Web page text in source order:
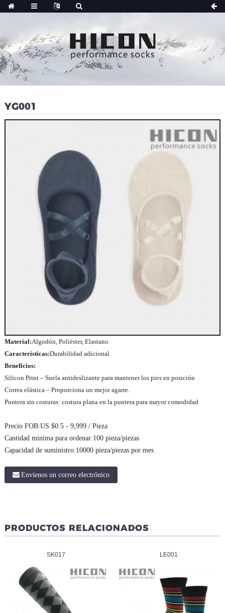
YG001
Material:Algodón, Poliéster, Elastano
Características:Durabilidad adicional
Beneficios:
Silicon Print – Suela antideslizante para mantener los pies en posición
Correa elástica – Proporciona un mejor agarre.
Puntera sin costuras: costura plana en la puntera para mayor comodidad
Precio FOB:US $0.5 - 9,999 / Pieza
Cantidad minima para ordenar:100 pieza/piezas
Capacidad de suministro:10000 pieza/piezas por mes
Envíenos un correo electrónico
PRODUCTOS RELACIONADOS
SK017 LE001